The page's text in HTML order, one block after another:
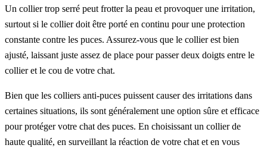
Un collier trop serré peut frotter la peau et provoquer une irritation,
surtout si le collier doit être porté en continu pour une protection
constante contre les puces. Assurez-vous que le collier est bien
ajusté, laissant juste assez de place pour passer deux doigts entre le
collier et le cou de votre chat.
Bien que les colliers anti-puces puissent causer des irritations dans
certaines situations, ils sont généralement une option sûre et efficace
pour protéger votre chat des puces. En choisissant un collier de
haute qualité, en surveillant la réaction de votre chat et en vous